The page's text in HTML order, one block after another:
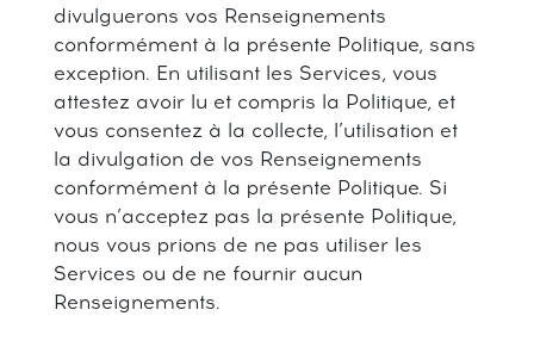
divulguerons vos Renseignements
conformément à la présente Politique, sans
exception. En utilisant les Services, vous
attestez avoir lu et compris la Politique, et
vous consentez à la collecte, l’utilisation et
la divulgation de vos Renseignements
conformément à la présente Politique. Si
vous n’acceptez pas la présente Politique,
nous vous prions de ne pas utiliser les
Services ou de ne fournir aucun
Renseignements.